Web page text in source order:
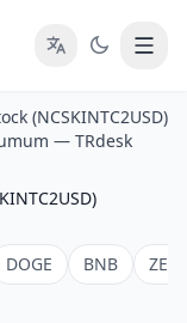
(NCSKINTC2USD)
— TRdesk
DOGE BNB ZEC